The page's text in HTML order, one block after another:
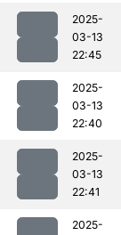
2025-
03-13
22:45
2025-
03-13
22:40
2025-
03-13
22:41
2025-